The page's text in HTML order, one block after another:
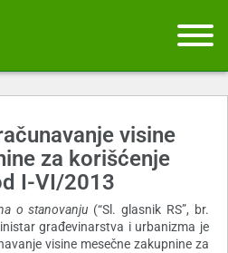
visine
za korišćenje
I-VI/2013
o stanovanju (“Sl. glasnik RS”, br.
građevinarstva i urbanizma je
visine mesečne zakupnine za